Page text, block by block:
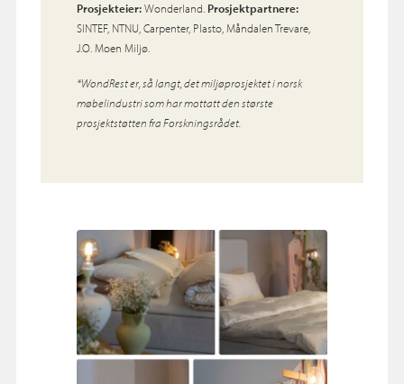
Prosjekteier:Wonderland. Prosjektpartnere:
SINTEF, NTNU, Carpenter, Plasto, Måndalen Trevare,
J.O. Moen Miljø.
*WondRest er, så langt, det miljøprosjektet i norsk
møbelindustri som har mottatt den største
prosjektstøtten fra Forskningsrådet.